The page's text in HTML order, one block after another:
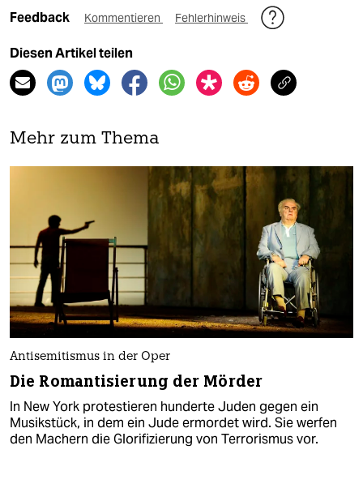
Feedback Kommentieren Fehlerhinweis
Diesen Artikel teilen
Mehr zum Thema
Antisemitismus in der Oper
Die Romantisierung der Mörder
In New York protestieren hunderte Juden gegen ein
Musikstück, in dem ein Jude ermordet wird. Sie werfen
den Machern die Glorifizierung von Terrorismus vor.